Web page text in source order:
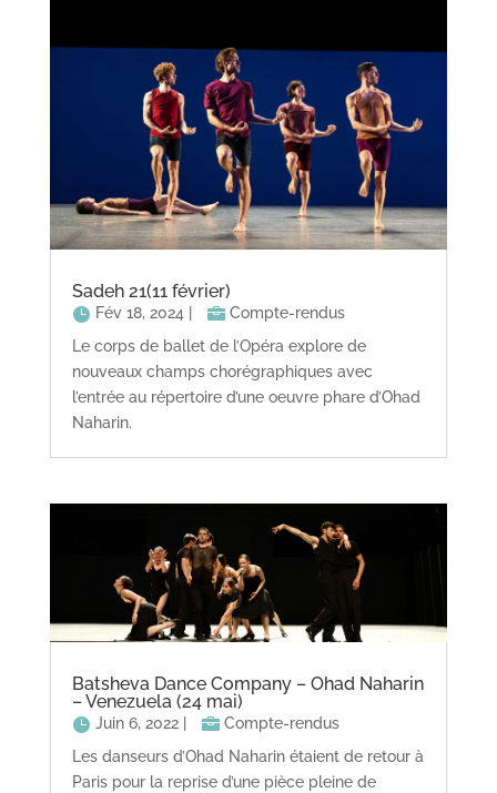
Sadeh 21(11 février)
Fév 18, 2024|
Compte-rendus
Le corps de ballet de l’Opéra explore de
nouveaux champs chorégraphiques avec
l’entrée au répertoire d’une oeuvre phare d’Ohad
Naharin.
Batsheva Dance Company – Ohad Naharin
– Venezuela (24 mai)
Juin 6, 2022|
Compte-rendus
Les danseurs d’Ohad Naharin étaient de retour à
Paris pour la reprise d’une pièce pleine de